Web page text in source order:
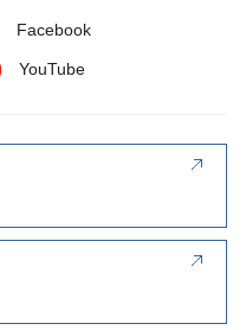
Facebook
YouTube